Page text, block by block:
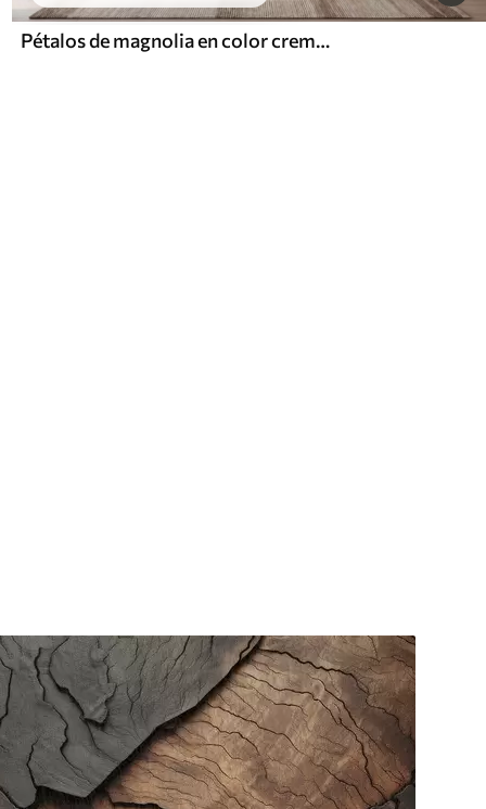
Pétalos de magnolia en color crema, estilo abstracto